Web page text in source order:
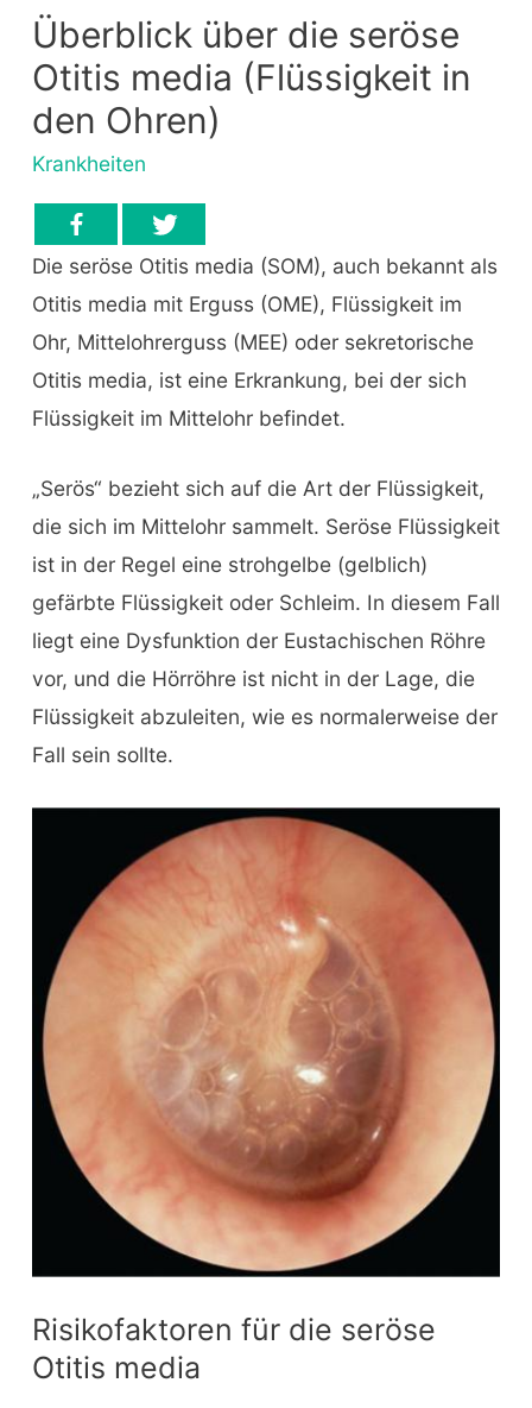
Überblick über die seröse
Otitis media (Flüssigkeit in
den Ohren)
Krankheiten
Die seröse Otitis media (SOM), auch bekannt als
Otitis media mit Erguss (OME), Flüssigkeit im
Ohr, Mittelohrerguss (MEE) oder sekretorische
Otitis media, ist eine Erkrankung, bei der sich
Flüssigkeit im Mittelohr befindet.
„Serös“ bezieht sich auf die Art der Flüssigkeit,
die sich im Mittelohr sammelt. Seröse Flüssigkeit
ist in der Regel eine strohgelbe (gelblich)
gefärbte Flüssigkeit oder Schleim. In diesem Fall
liegt eine Dysfunktion der Eustachischen Röhre
vor, und die Hörröhre ist nicht in der Lage, die
Flüssigkeit abzuleiten, wie es normalerweise der
Fall sein sollte.
Risikofaktoren für die seröse
Otitis media